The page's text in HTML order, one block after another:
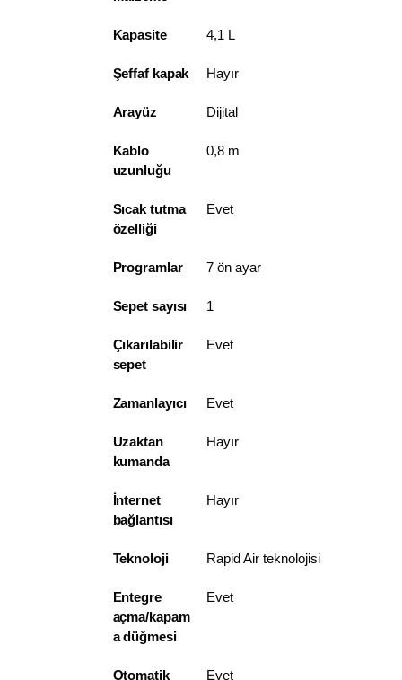
Kapasite 4,1 L
Şeffaf kapak Hayır
Arayüz Dijital
Kablo
uzunluğu
0,8 m
Sıcak tutma
özelliği
Evet
Programlar 7 ön ayar
Sepet sayısı 1
Çıkarılabilir
sepet
Evet
Zamanlayıcı Evet
Uzaktan
kumanda
Hayır
İnternet
bağlantısı
Hayır
Teknoloji Rapid Air teknolojisi
Entegre
açma/kapam
a düğmesi
Evet
Otomatik Evet